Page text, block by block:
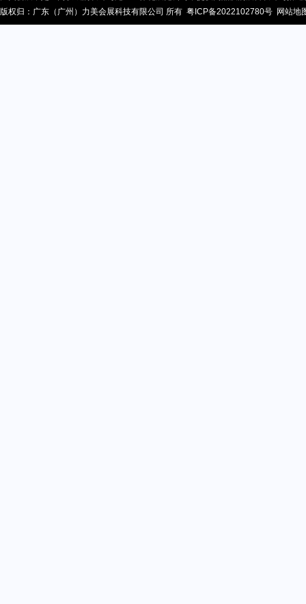
版权归：广东（广州）力美会展科技有限公司 所有 粤ICP备2022102780号 网站地